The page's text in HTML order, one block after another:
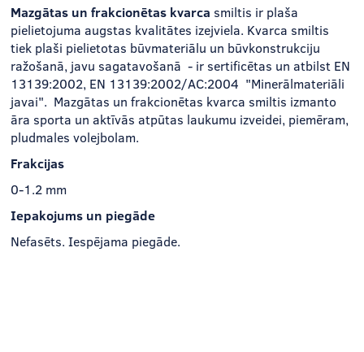
Mazgātas un frakcionētas kvarca smiltis ir plaša
pielietojuma augstas kvalitātes izejviela. Kvarca smiltis
tiek plaši pielietotas būvmateriālu un būvkonstrukciju
ražošanā, javu sagatavošanā - ir sertificētas un atbilst EN
13139:2002, EN 13139:2002/AC:2004 "Minerālmateriāli
javai". Mazgātas un frakcionētas kvarca smiltis izmanto
āra sporta un aktīvās atpūtas laukumu izveidei, piemēram,
pludmales volejbolam.
Frakcijas
0-1.2 mm
Iepakojums un piegāde
Nefasēts. Iespējama piegāde.